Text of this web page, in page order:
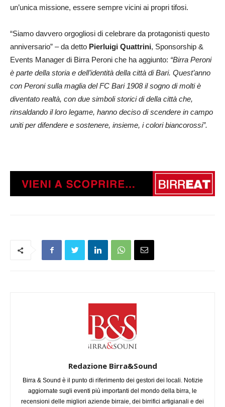
un’unica missione, essere sempre vicini ai propri tifosi.
“Siamo davvero orgogliosi di celebrare da protagonisti questo
anniversario” – da detto Pierluigi Quattrini, Sponsorship &
Events Manager di Birra Peroni che ha aggiunto: “Birra Peroni
è parte della storia e dell’identità della città di Bari. Quest’anno
con Peroni sulla maglia del FC Bari 1908 il sogno di molti è
diventato realtà, con due simboli storici di della città che,
rinsaldando il loro legame, hanno deciso di scendere in campo
uniti per difendere e sostenere, insieme, i colori biancorossi”.
Redazione Birra&Sound
Birra & Sound è il punto di riferimento dei gestori dei locali. Notizie
aggiornate sugli eventi più importanti del mondo della birra, le
recensioni delle migliori aziende birraie, dei birrifici artigianali e dei